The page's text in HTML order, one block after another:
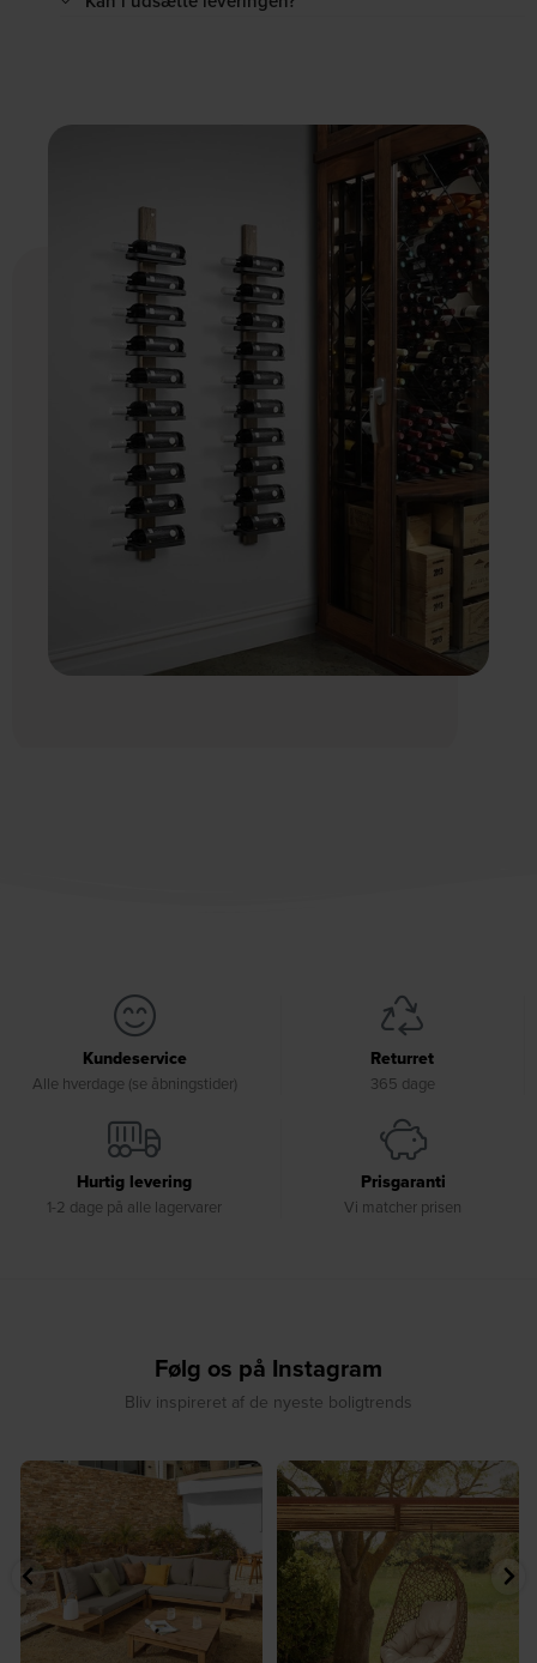
Kundeservice
Alle hverdage (se åbningstider)
Returret
365 dage
Hurtig levering
1-2 dage på alle lagervarer
Prisgaranti
Vi matcher prisen
Følg os på Instagram
Bliv inspireret af de nyeste boligtrends
☀️ Find dit yndlingssted denne
8 0
🤍 Rå materialer møder tidløst design⁠
...
9 0